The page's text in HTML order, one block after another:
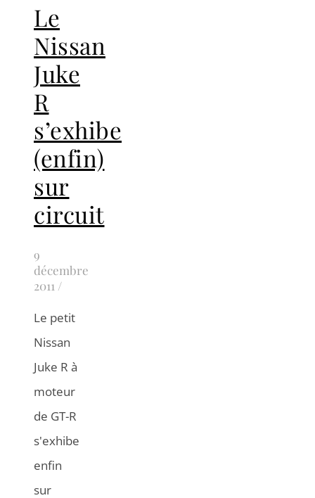
Le
Nissan
Juke
R
s’exhibe
(enfin)
sur
circuit
9
décembre
2011 /
Le petit
Nissan
Juke R à
moteur
de GT-R
s'exhibe
enfin
sur